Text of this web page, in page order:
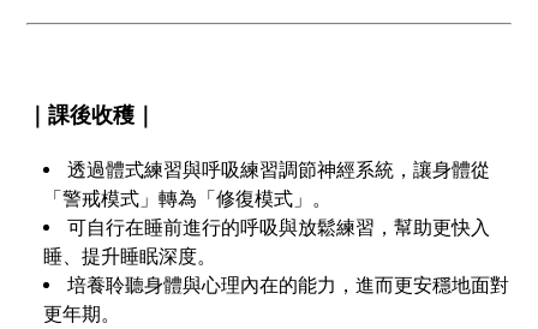
｜課後收穫｜
透過體式練習與呼吸練習調節神經系統，讓身體從
「警戒模式」轉為「修復模式」。
可自行在睡前進行的呼吸與放鬆練習，幫助更快入
睡、提升睡眠深度。
培養聆聽身體與心理內在的能力，進而更安穩地面對
更年期。